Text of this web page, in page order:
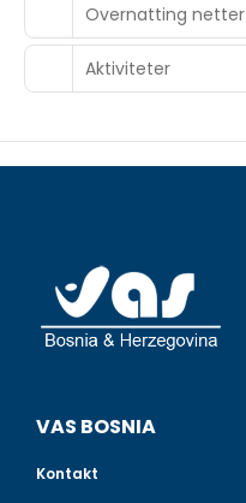
Overnatting netter
Aktiviteter
VAS BOSNIA
Kontakt